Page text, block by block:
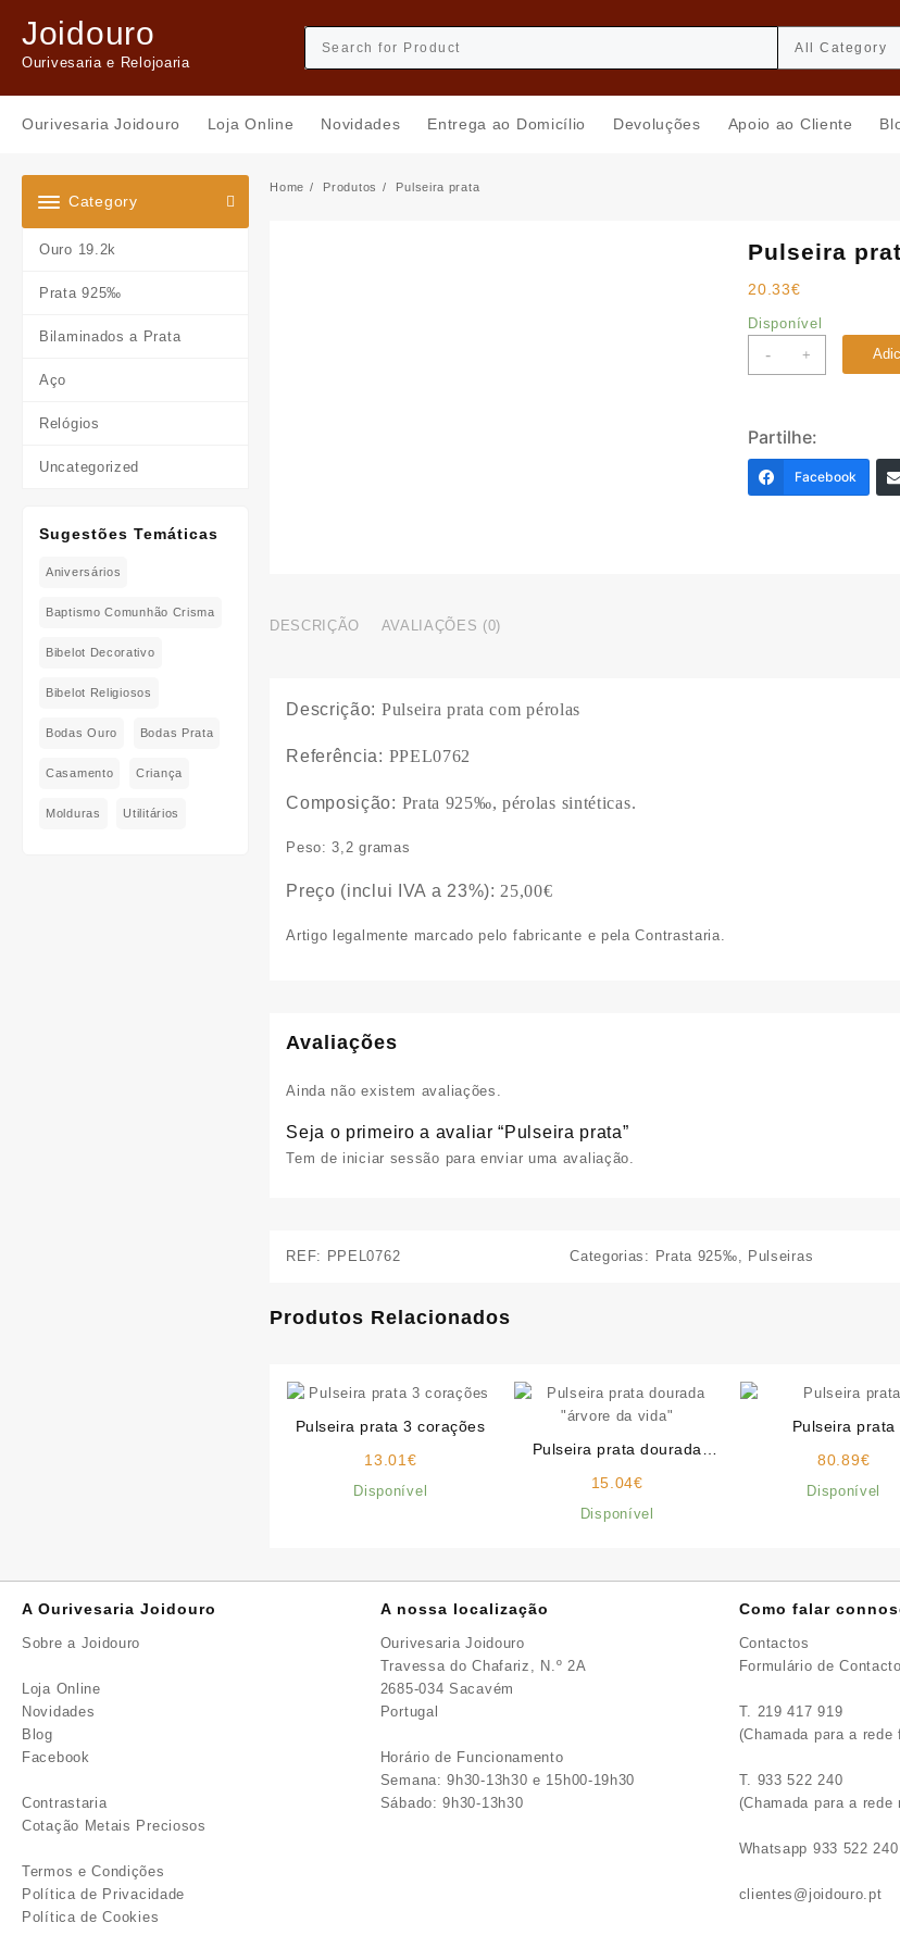
content
Joidouro
Ourivesaria e Relojoaria
Ourivesaria Joidouro Loja Online Novidades Entrega ao Domicílio Devoluções Apoio ao Cliente
Category
Ouro 19.2k
Prata 925‰
Bilaminados a Prata
Aço
Relógios
Uncategorized
Sugestões Temáticas
Aniversários
Baptismo Comunhão Crisma
Bibelot Decorativo
Bibelot Religiosos
Bodas Ouro Bodas Prata
Casamento Criança
Molduras Utilitários
Home Produtos Pulseira prata
Pulseira
20.33€
Disponível
- +
Partilhe:
Facebook
DESCRIÇÃO AVALIAÇÕES (0)
Descrição: Pulseira prata com pérolas
Referência: PPEL0762
Composição: Prata 925‰, pérolas sintéticas.
Peso: 3,2 gramas
Preço (inclui IVA a 23%): 25,00€
Artigo legalmente marcado pelo fabricante e pela Contrastaria.
Avaliações
Ainda não existem avaliações.
Seja o primeiro a avaliar “Pulseira prata”
Tem de iniciar sessão para enviar uma avaliação.
REF: PPEL0762 Categorias: Prata 925‰, Pulseiras
Produtos Relacionados
Pulseira prata 3 corações
13.01 €
Disponível
Pulseira prata dourada
15.04€
Disponível
Pulseira prata
80.89€
Disponível
A Ourivesaria Joidouro
Sobre a Joidouro
Loja Online
Novidades
Blog
Facebook
Contrastaria
Cotação Metais Preciosos
Termos e Condições
Política de Privacidade
Política de Cookies
A nossa localização
Ourivesaria Joidouro
Travessa do Chafariz, N.º 2A
2685-034 Sacavém
Portugal
Horário de Funcionamento
Semana: 9h30-13h30 e 15h00-19h30
Sábado: 9h30-13h30
Como falar
Contactos
Formulário de Contacto
T. 219 417 919
(Chamada para a
T. 933 522 240
(Chamada para a rede
Whatsapp 933 522 240
clientes@joidouro.pt